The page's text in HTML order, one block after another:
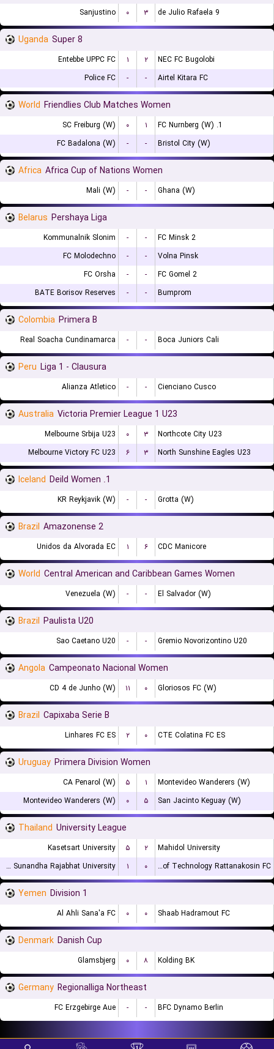
Sanjustino ۰ ۳ 9 de Julio Rafaela
Uganda Super 8
Entebbe UPPC FC ۱ ۲
NEC FC Bugolobi
Police FC
- - Airtel Kitara FC
World Friendlies Club Matches Women
SC Freiburg (W) ۰ ۱
1. FC Nurnberg (W)
FC Badalona (W)
- - Bristol City (W)
Africa Africa Cup of Nations Women
Mali (W) - - Ghana (W)
Belarus Pershaya Liga
Kommunalnik Slonim - -
FC Minsk 2
FC Molodechno
- -
Volna Pinsk
FC Orsha
- -
FC Gomel 2
BATE Borisov Reserves
- - Bumprom
Colombia Primera B
Real Soacha Cundinamarca - - Boca Juniors Cali
Peru Liga 1 - Clausura
Alianza Atletico - - Cienciano Cusco
Australia Victoria Premier League 1 U23
Melbourne Srbija U23 ۰ ۳
Northcote City U23
Melbourne Victory FC U23
۶ ۳ North Sunshine Eagles U23
Iceland 1. Deild Women
KR Reykjavik (W) - - Grotta (W)
Brazil Amazonense 2
Unidos da Alvorada EC ۱ ۶ CDC Manicore
World Central American and Caribbean Games Women
Venezuela (W) - - El Salvador (W)
Brazil Paulista U20
Sao Caetano U20 - - Gremio Novorizontino U20
Angola Campeonato Nacional Women
CD 4 de Junho (W) ۱۱ ۰ Gloriosos FC (W)
Brazil Capixaba Serie B
Linhares FC ES ۲ ۰ CTE Colatina FC ES
Uruguay Primera Division Women
CA Penarol (W) ۵ ۱
Montevideo Wanderers (W)
Montevideo Wanderers (W)
۰ ۵ San Jacinto Keguay (W)
Thailand University League
Kasetsart University ۵ ۲
Mahidol University
Suan Sunandha Rajabhat University
۱ ۰ Rajamangala University of Technology Rattanakosin FC
Yemen Division 1
Al Ahli Sana'a FC ۰ ۰ Shaab Hadramout FC
Denmark Danish Cup
Glamsbjerg ۰ ۸ Kolding BK
Germany Regionalliga Northeast
FC Erzgebirge Aue - - BFC Dynamo Berlin